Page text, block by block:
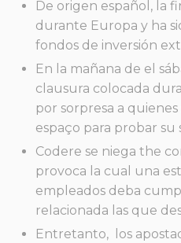
De origen español, la
durante Europa y ha
fondos de inversión
En la mañana de el
clausura colocada
por sorpresa a quienes
espaço para probar su
Codere se niega the
provoca la cual una
empleados deba
relacionada las que
Entretanto, los